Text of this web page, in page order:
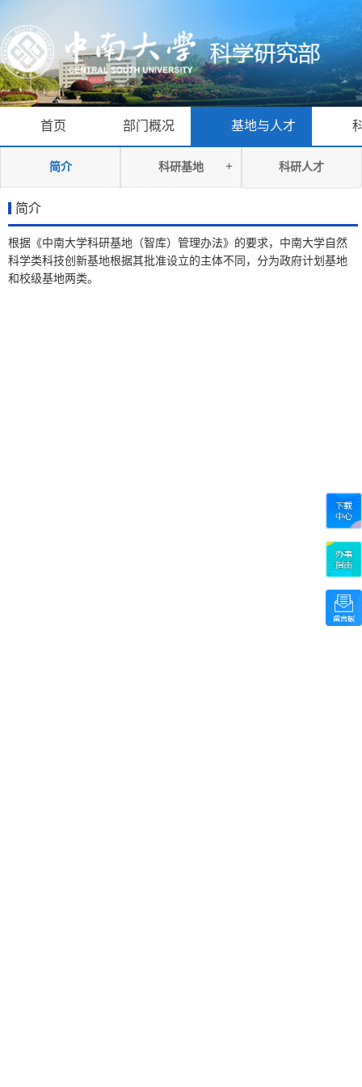
首页 部门概况 基地与人才
简介 科研基地 + 科研人才
简介
根据《中南大学科研基地（智库）管理办法》的要求，中南大学自然
科学类科技创新基地根据其批准设立的主体不同，分为政府计划基地
和校级基地两类。